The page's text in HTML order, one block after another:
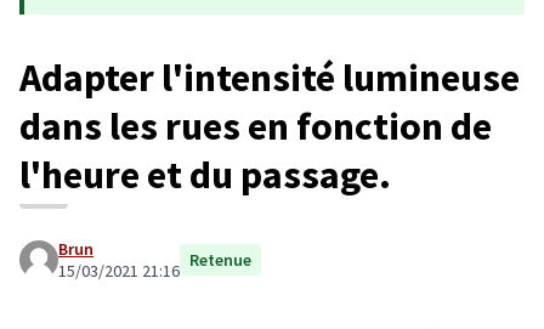
Adapter l'intensité lumineuse
dans les rues en fonction de
l'heure et du passage.
Brun
15/03/2021 21:16 Retenue